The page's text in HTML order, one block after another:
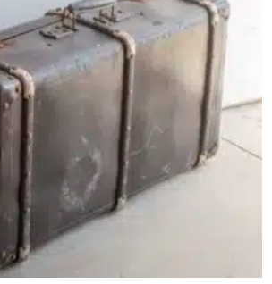
AJOUTER AU PANIER